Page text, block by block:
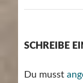
SCHREIBE
Du musst